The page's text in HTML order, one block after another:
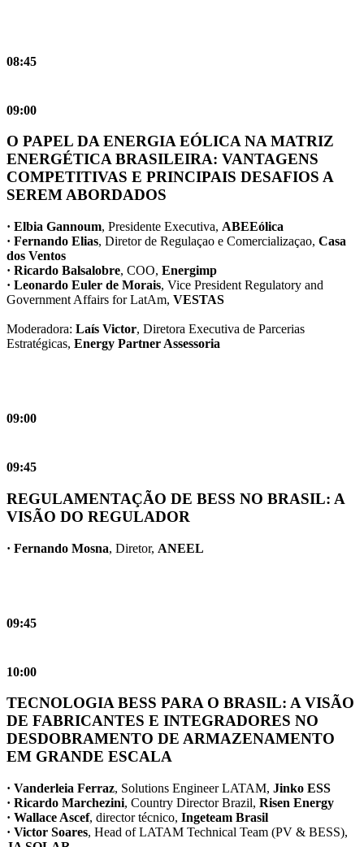
08:45
09:00
O PAPEL DA ENERGIA EÓLICA NA MATRIZ
ENERGÉTICA BRASILEIRA: VANTAGENS
COMPETITIVAS E PRINCIPAIS DESAFIOS A
SEREM ABORDADOS
· Elbia Gannoum, Presidente Executiva, ABEEólica
· Fernando Elias, Diretor de Regulaçao e Comercializaçao, Casa
dos Ventos
· Ricardo Balsalobre, COO, Energimp
· Leonardo Euler de Morais, Vice President Regulatory and
Government Affairs for LatAm, VESTAS
Moderadora: Laís Victor, Diretora Executiva de Parcerias
Estratégicas, Energy Partner Assessoria
09:00
09:45
REGULAMENTAÇÃO DE BESS NO BRASIL: A
VISÃO DO REGULADOR
· Fernando Mosna, Diretor, ANEEL
09:45
10:00
TECNOLOGIA BESS PARA O BRASIL: A VISÃO
DE FABRICANTES E INTEGRADORES NO
DESDOBRAMENTO DE ARMAZENAMENTO
EM GRANDE ESCALA
· Vanderleia Ferraz, Solutions Engineer LATAM, Jinko ESS
· Ricardo Marchezini, Country Director Brazil, Risen Energy
· Wallace Ascef, director técnico, Ingeteam Brasil
· Victor Soares, Head of LATAM Technical Team (PV & BESS),